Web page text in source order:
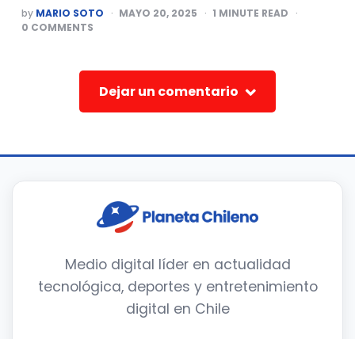
POSTED
BY
by MARIO SOTO MAYO 20, 2025 1 MINUTE READ
0 COMMENTS
Dejar un comentario
Medio digital líder en actualidad
tecnológica, deportes y entretenimiento
digital en Chile